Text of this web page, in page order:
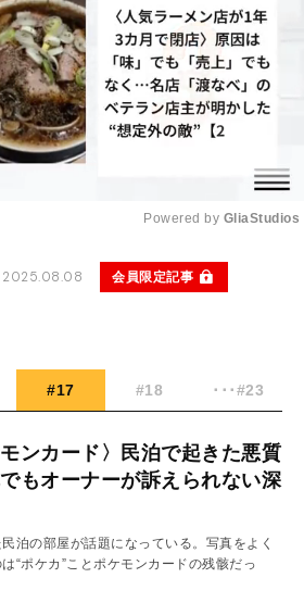
Mute
Powered by GliaStudios
2025.08.08 会員限定記事
#17 #18 ･･･#23
ンカード〉民泊で起きた悪質
もオーナーが訴えられない深
泊の部屋が話題になっている。写真をよく
“ポケカ”ことポケモンカードの残骸だっ